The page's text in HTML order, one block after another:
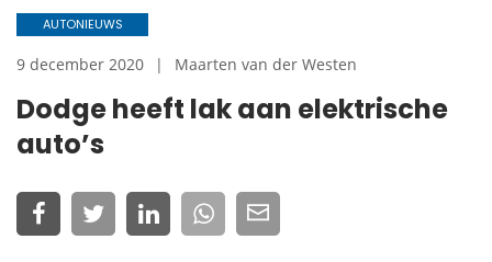
Dodge heeft lak aan elektrische
auto’s
AUTONIEUWS
9 december 2020 Maarten van der Westen